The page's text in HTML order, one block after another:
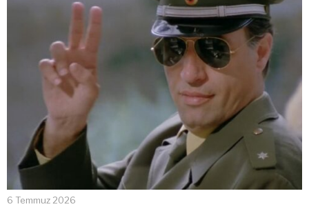
6 Temmuz 2026